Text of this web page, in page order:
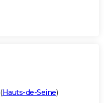
(Hauts-de-Seine)